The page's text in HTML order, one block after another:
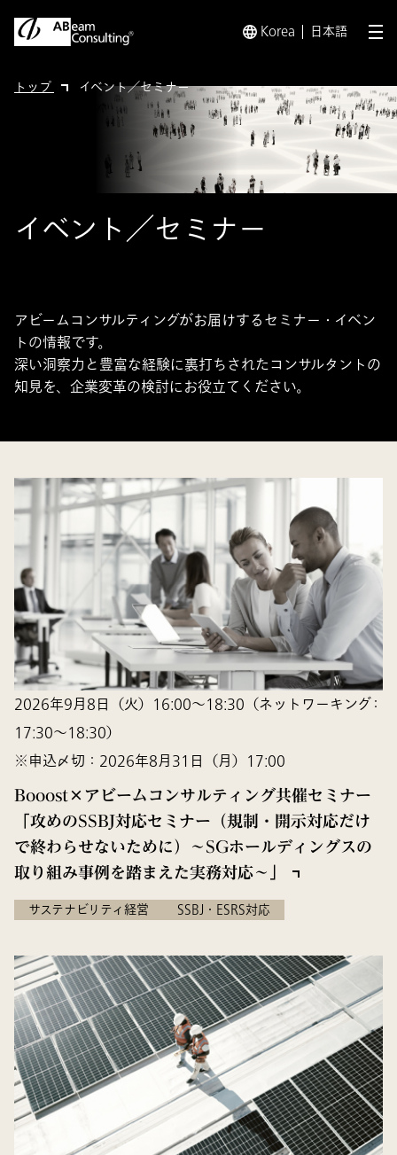
Korea 日本語 メ
トップ イベント／セミナー
イベント／セミナー
アビームコンサルティングがお届けするセミナー・イベン
トの情報です。
深い洞察力と豊富な経験に裏打ちされたコンサルタントの
知見を、企業変革の検討にお役立てください。
2026年9月8日（火）16:00～18:30（ネットワーキング：
17:30～18:30）
※申込〆切：2026年8月31日（月）17:00
Booost×アビームコンサルティング共催セミナー
「攻めのSSBJ対応セミナー（規制・開示対応だけ
で終わらせないために）～SGホールディングスの
取り組み事例を踏まえた実務対応～」
サステナビリティ経営 SSBJ・ESRS対応